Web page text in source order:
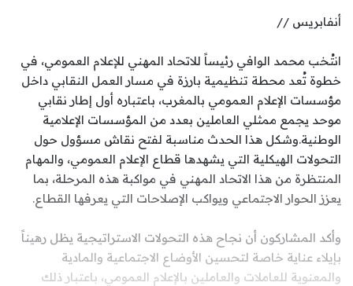
أنفابريس //
انتُخب محمد الوافي رئيساً للاتحاد المهني للإعلام العمومي، في
خطوة تُعد محطة تنظيمية بارزة في مسار العمل النقابي داخل
مؤسسات الإعلام العمومي بالمغرب، باعتباره أول إطار نقابي
موحد يجمع ممثلي العاملين بعدد من المؤسسات الإعلامية
الوطنية.وشكل هذا الحدث مناسبة لفتح نقاش مسؤول حول
التحولات الهيكلية التي يشهدها قطاع الإعلام العمومي، والمهام
المنتظرة من هذا الاتحاد المهني في مواكبة هذه المرحلة، بما
يعزز الحوار الاجتماعي ويواكب الإصلاحات التي يعرفها القطاع.
وأكد المشاركون أن نجاح هذه التحولات الاستراتيجية يظل رهيناً
بإيلاء عناية خاصة لتحسين الأوضاع الاجتماعية والمادية
والمعنوية للعاملات والعاملين بالإعلام العمومي، باعتبار ذلك